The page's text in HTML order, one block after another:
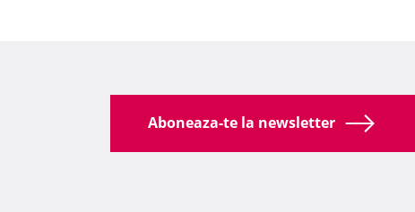
Aboneaza-te la newsletter